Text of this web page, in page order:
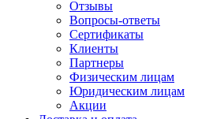
Отзывы
Вопросы-ответы
Сертификаты
Клиенты
Партнеры
Физическим лицам
Юридическим лицам
Акции